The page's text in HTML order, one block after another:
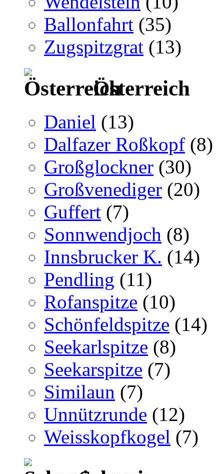
Ballonfahrt (35)
Zugspitzgrat (13)
Österreich
Daniel (13)
Dalfazer Roßkopf (8)
Großglockner (30)
Großvenediger (20)
Guffert (7)
Sonnwendjoch (8)
Innsbrucker K. (14)
Pendling (11)
Rofanspitze (10)
Schönfeldspitze (14)
Seekarlspitze (8)
Seekarspitze (7)
Similaun (7)
Unnützrunde (12)
Weisskopfkogel (7)